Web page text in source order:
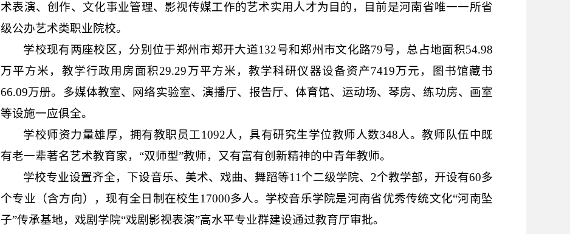
术表演、创作、文化事业管理、影视传媒工作的艺术实用人才为目的，目前是河南省唯一一所省
级公办艺术类职业院校。
学校现有两座校区，分别位于郑州市郑开大道132号和郑州市文化路79号，总占地面积54.98
万平方米，教学行政用房面积29.29万平方米，教学科研仪器设备资产7419万元，图书馆藏书
66.09万册。多媒体教室、网络实验室、演播厅、报告厅、体育馆、运动场、琴房、练功房、画室
等设施一应俱全。
学校师资力量雄厚，拥有教职员工1092人，具有研究生学位教师人数348人。教师队伍中既
有老一辈著名艺术教育家，“双师型”教师，又有富有创新精神的中青年教师。
学校专业设置齐全，下设音乐、美术、戏曲、舞蹈等11个二级学院、 2个教学部，开设有60多
个专业（含方向），现有全日制在校生17000多人。学校音乐学院是河南省优秀传统文化“河南坠
子”传承基地，戏剧学院“戏剧影视表演”高水平专业群建设通过教育厅审批。